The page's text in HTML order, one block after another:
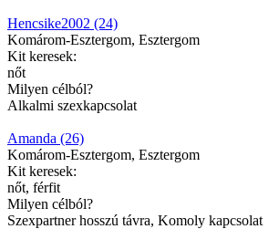
Hencsike2002 (24)
Komárom-Esztergom, Esztergom
Kit keresek:
nőt
Milyen célból?
Alkalmi szexkapcsolat
Amanda (26)
Komárom-Esztergom, Esztergom
Kit keresek:
nőt, férfit
Milyen célból?
Szexpartner hosszú távra, Komoly kapcsolat